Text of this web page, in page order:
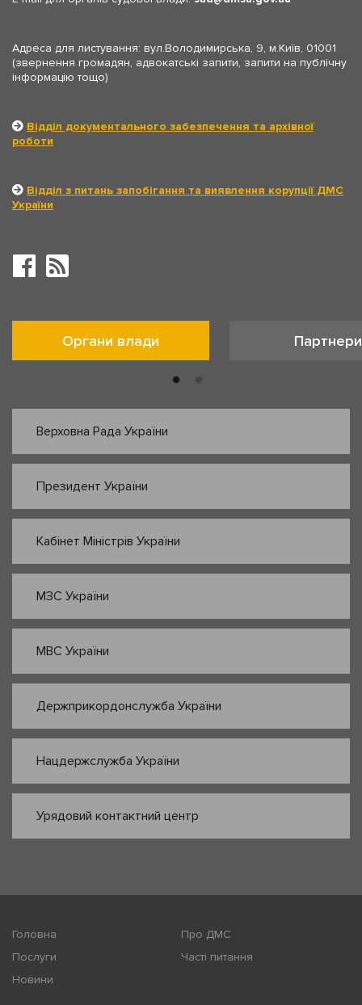
Адреса для листування: вул.Володимирська, 9, м.Київ, 01001
(звернення громадян, адвокатські запити, запити на публічну
інформацію тощо)
Відділ документального забезпечення та архівної
роботи
Відділ з питань запобігання та виявлення корупції ДМС
України
Органи влади Партнери
Верховна Рада України
Президент України
Кабінет Міністрів України
МЗС України
МВС України
Держприкордонслужба України
Нацдержслужба України
Урядовий контактний центр
Головна
Про ДМС
Послуги
Часті питання
Новини